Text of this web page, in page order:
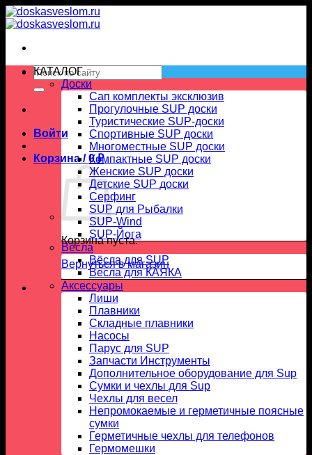
Skip
to
Искать:
Войти
Корзина /0₽
Корзина пуста.
Вернуться в магазин
КАТАЛОГ
Доски
Сап комплекты эксклюзив
Прогулочные SUP доски
Туристические SUP-доски
Спортивные SUP доски
Многоместные SUP доски
Компактные SUP доски
Женские SUP доски
Детские SUP доски
Серфинг
SUP для Рыбалки
SUP-Wind
SUP-Йога
Вёсла
Вёсла для SUP
Весла для КАЯКА
Аксессуары
Лиши
Плавники
Складные плавники
Насосы
Парус для SUP
Запчасти Инструменты
Дополнительное оборудование для Sup
Сумки и чехлы для Sup
Чехлы для весел
Непромокаемые и герметичные поясные
сумки
Герметичные чехлы для телефонов
Гермомешки